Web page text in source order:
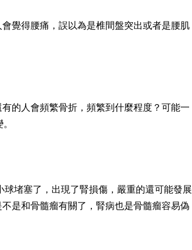
覺得腰痛，誤以為是椎間盤突出或者是腰肌
的人會頻繁骨折，頻繁到什麼程度？可能一
堵塞了，出現了腎損傷，嚴重的還可能發展
是和骨髓瘤有關了，腎病也是骨髓瘤容易偽